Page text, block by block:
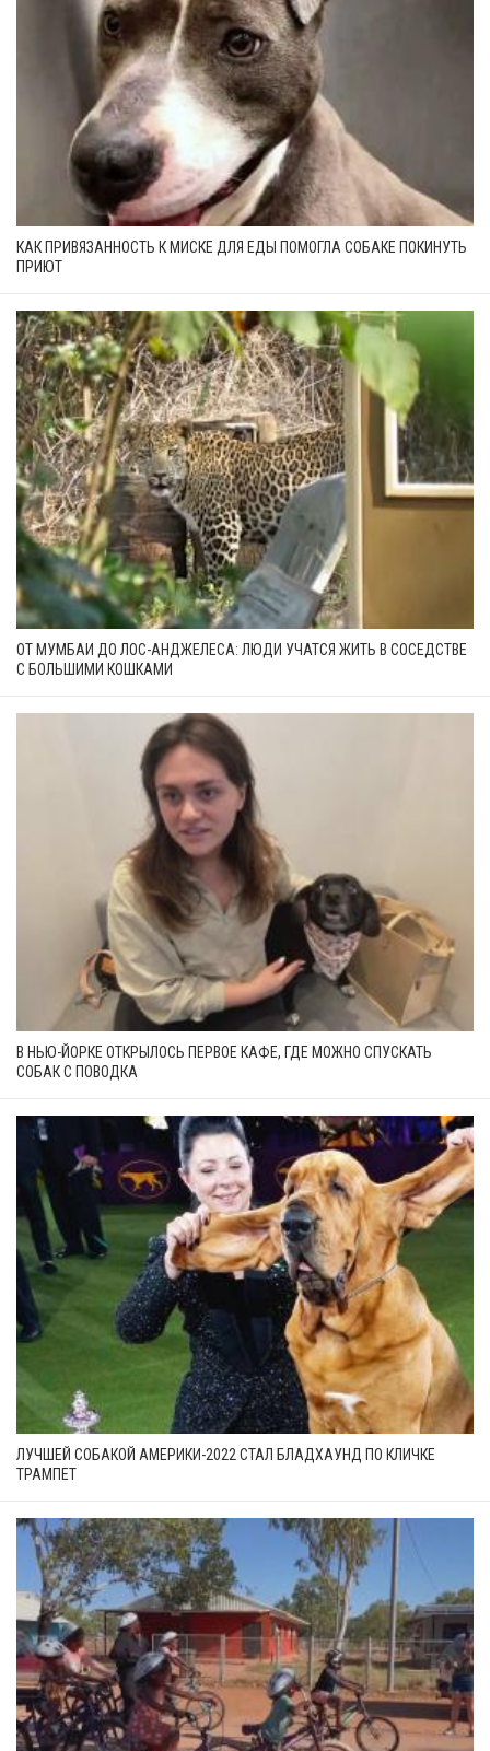
КАК ПРИВЯЗАННОСТЬ К МИСКЕ ДЛЯ ЕДЫ ПОМОГЛА СОБАКЕ ПОКИНУТЬ
ПРИЮТ
ОТ МУМБАИ ДО ЛОС-АНДЖЕЛЕСА: ЛЮДИ УЧАТСЯ ЖИТЬ В СОСЕДСТВЕ
С БОЛЬШИМИ КОШКАМИ
В НЬЮ-ЙОРКЕ ОТКРЫЛОСЬ ПЕРВОЕ КАФЕ, ГДЕ МОЖНО СПУСКАТЬ
СОБАК С ПОВОДКА
ЛУЧШЕЙ СОБАКОЙ АМЕРИКИ-2022 СТАЛ БЛАДХАУНД ПО КЛИЧКЕ
ТРАМПЕТ